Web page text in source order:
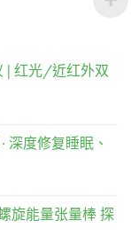
| 红光/近红外双
深度修复睡眠、
旋能量张量棒 探